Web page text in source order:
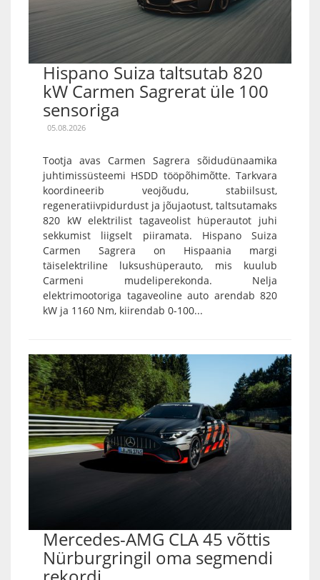
Hispano Suiza taltsutab 820
kW Carmen Sagrerat üle 100
sensoriga
05.08.2026
Tootja avas Carmen Sagrera sõidudünaamika
juhtimissüsteemi HSDD tööpõhimõtte. Tarkvara
koordineerib veojõudu, stabiilsust,
regeneratiivpidurdust ja jõujaotust, taltsutamaks
820 kW elektrilist tagaveolist hüperautot juhi
sekkumist liigselt piiramata. Hispano Suiza
Carmen Sagrera on Hispaania margi
täiselektriline luksushüperauto, mis kuulub
Carmeni mudeliperekonda. Nelja
elektrimootoriga tagaveoline auto arendab 820
kW ja 1160 Nm, kiirendab 0-100...
Mercedes-AMG CLA 45 võttis
Nürburgringil oma segmendi